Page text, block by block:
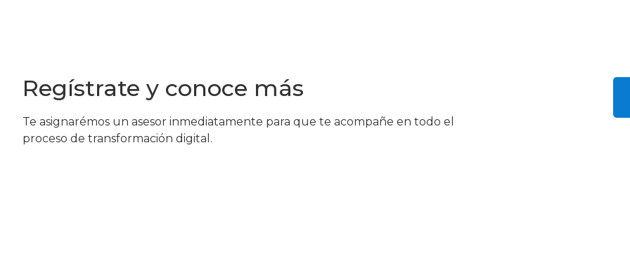
Regístrate y conoce más
Te asignarémos un asesor inmediatamente para que te acompañe en todo el
proceso de transformación digital.